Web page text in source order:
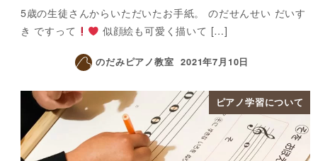
5歳の生徒さんからいただいたお手紙。 のだせんせい だいす
き ですって
似顔絵も可愛く描いて […]
のだみピアノ教室 2021年7月10日
ピアノ学習について